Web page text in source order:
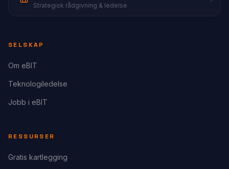
Strategisk rådgivning & ledelse
SELSKAP
Om eBIT
Teknologiledelse
Jobb i eBIT
RESSURSER
Gratis kartlegging